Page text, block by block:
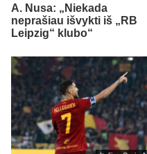
A. Nusa: „Niekada
neprašiau išvykti iš „RB
Leipzig“ klubo“